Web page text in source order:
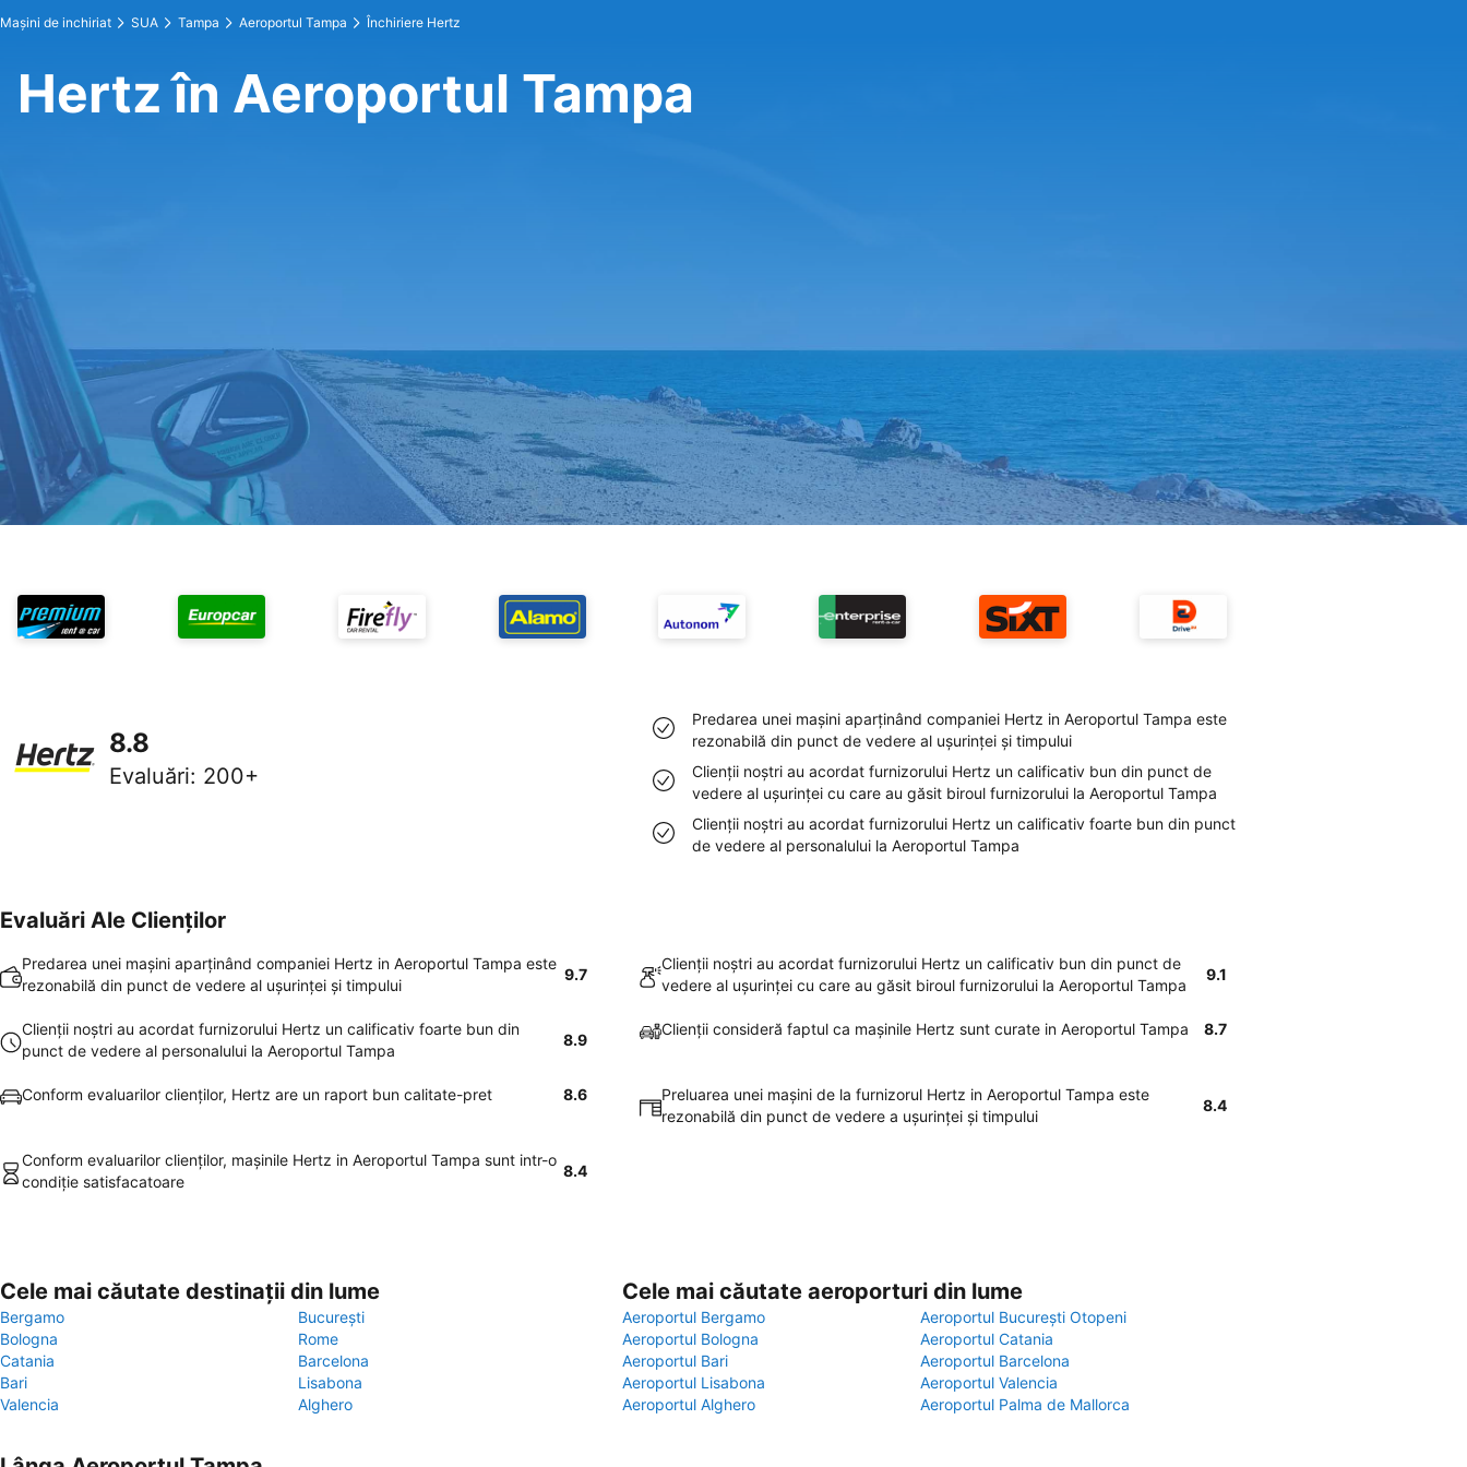
Maşini de inchiriat SUA Tampa Aeroportul Tampa Închiriere Hertz
Hertz în Aeroportul Tampa
8.8
Evaluări: 200+
Predarea unei maşini aparţinând companiei Hertz in Aeroportul Tampa este
rezonabilă din punct de vedere al uşurinţei şi timpului
Clienţii noştri au acordat furnizorului Hertz un calificativ bun din punct de
vedere al uşurinţei cu care au găsit biroul furnizorului la Aeroportul Tampa
Clienţii noştri au acordat furnizorului Hertz un calificativ foarte bun din punct
de vedere al personalului la Aeroportul Tampa
Evaluări Ale Clienților
Predarea unei maşini aparţinând companiei Hertz in Aeroportul Tampa este
rezonabilă din punct de vedere al uşurinţei şi timpului
9.7
Clienţii noştri au acordat furnizorului Hertz un calificativ bun din punct de
vedere al uşurinţei cu care au găsit biroul furnizorului la Aeroportul Tampa
9.1
Clienţii noştri au acordat furnizorului Hertz un calificativ foarte bun din
punct de vedere al personalului la Aeroportul Tampa
8.9
Clienţii consideră faptul ca maşinile Hertz sunt curate in Aeroportul Tampa 8.7
Conform evaluarilor clienţilor, Hertz are un raport bun calitate-pret 8.6
Preluarea unei maşini de la furnizorul Hertz in Aeroportul Tampa este
rezonabilă din punct de vedere a uşurinţei şi timpului
8.4
Conform evaluarilor clienţilor, maşinile Hertz in Aeroportul Tampa sunt intr-o
condiţie satisfacatoare
8.4
Cele mai căutate destinații din lume
Bergamo
București
Bologna
Rome
Catania
Barcelona
Bari
Lisabona
Valencia
Alghero
Cele mai căutate aeroporturi din lume
Aeroportul Bergamo
Aeroportul București Otopeni
Aeroportul Bologna
Aeroportul Catania
Aeroportul Bari
Aeroportul Barcelona
Aeroportul Lisabona
Aeroportul Valencia
Aeroportul Alghero
Aeroportul Palma de Mallorca